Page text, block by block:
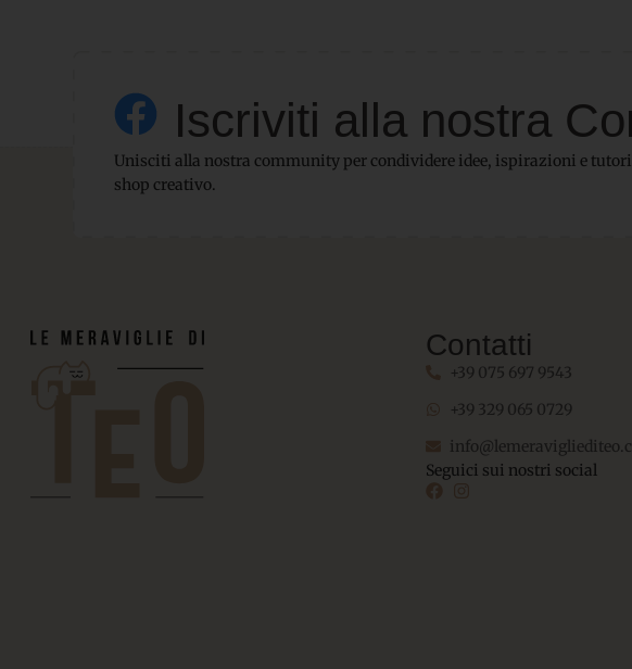
Iscriviti alla nostra
Unisciti alla nostra community per condividere idee, ispirazioni e
shop creativo.
Contatti
+39 075 697 9543
+39 329 065 0729
Seguici sui nostri social